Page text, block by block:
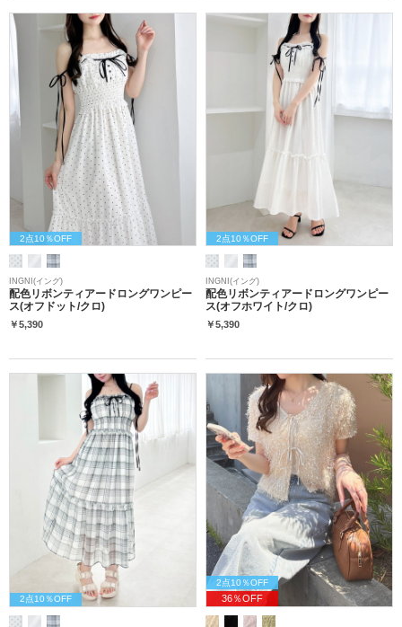
2点10％OFF
INGNI(イング)
配色リボンティアードロングワンピー
ス(オフドット/クロ)
￥5,390
2点10％OFF
INGNI(イング)
配色リボンティアードロングワンピー
ス(オフホワイト/クロ)
￥5,390
2点10％OFF
2点10％OFF
36％OFF